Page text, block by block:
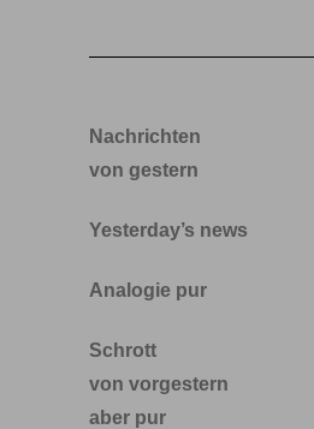
Nachrichten
von gestern
Yesterday’s news
Analogie pur
Schrott
von vorgestern
aber pur